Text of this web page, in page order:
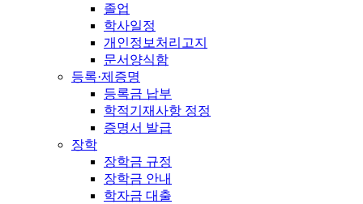
졸업
학사일정
개인정보처리고지
문서양식함
등록·제증명
등록금 납부
학적기재사항 정정
증명서 발급
장학
장학금 규정
장학금 안내
학자금 대출